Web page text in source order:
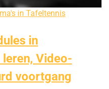
in Tafeltennis
in
Video-
voortgang